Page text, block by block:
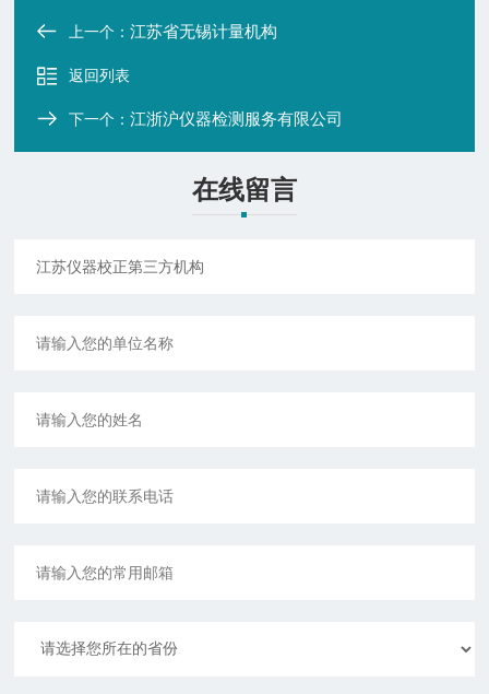
上一个：江苏省无锡计量机构
返回列表
下一个：江浙沪仪器检测服务有限公司
在线留言